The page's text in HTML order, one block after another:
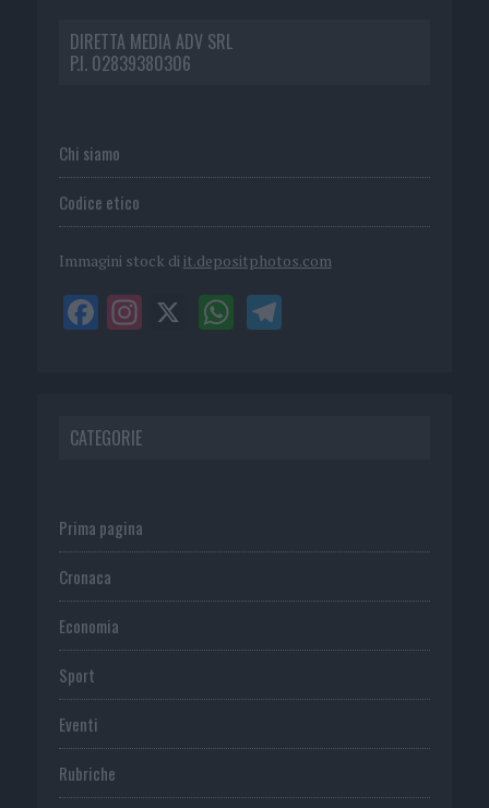
DIRETTA MEDIA ADV SRL
P.I. 02839380306
Chi siamo
Codice etico
Immagini stock di it.depositphotos.com
CATEGORIE
Prima pagina
Cronaca
Economia
Sport
Eventi
Rubriche